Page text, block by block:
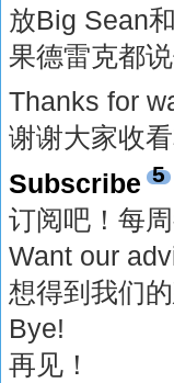
放Big Sean
果德雷克都
Thanks for
谢谢大家收
Subscribe 5
订阅吧！每
Want our
想得到我们
Bye!
再见！